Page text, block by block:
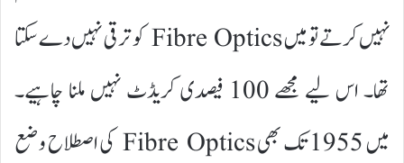
نہیں کرتے تو میں Fibre Optics کو ترقی نہیں دے سکتا
تھا۔ اس لیے مجھے 100 فیصدی کریڈٹ نہیں ملنا چاہیے۔
میں 1955 تک بھی Fibre Optics کی اصطلاح وضع